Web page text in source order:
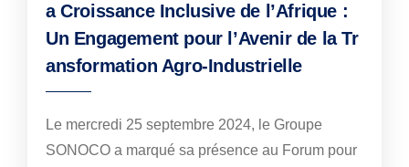
a Croissance Inclusive de l’Afrique :
Un Engagement pour l’Avenir de la Tr
ansformation Agro-Industrielle
Le mercredi 25 septembre 2024, le Groupe
SONOCO a marqué sa présence au Forum pour